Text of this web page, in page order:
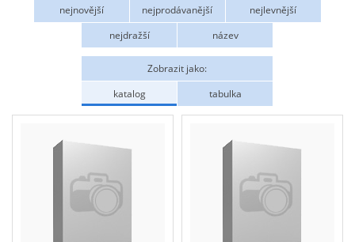
NÁDOBY
Kemping
NÁBYTEK - spojovací materiál a příslušenství
Ploty a pletiva
Keramické brusivo
Flex. kotouče
nejnovější nejprodávanější
nejlevnější
nejdražší
název
Zobrazit jako:
katalog
tabulka